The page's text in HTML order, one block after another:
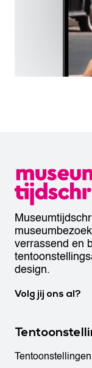
verrassend en
design.
Volg jij ons al?
Tentoonstellingen